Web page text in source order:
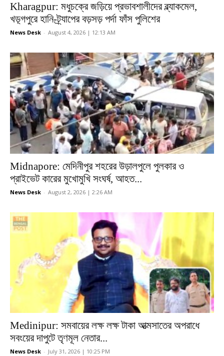
Kharagpur: মধুচক্রে জড়িয়ে প্রভাবশালীদের ব্ল্যাকমেল,
খড়্গপুরে হানি-ট্র্যাপের বড়সড় পর্দা ফাঁস পুলিশের
News Desk - August 4, 2026 | 12:13 AM
Midnapore: মেদিনীপুর শহরের উড়ালপুলে পুলকার ও
প্রাইভেট কারের মুখোমুখি সংঘর্ষ, আহত...
News Desk - August 2, 2026 | 2:26 AM
Medinipur: সমবায়ের লক্ষ লক্ষ টাকা আত্মসাতের অপরাধে
সবংয়ের দাপুটে তৃণমূল নেতার...
News Desk - July 31, 2026 | 10:25 PM